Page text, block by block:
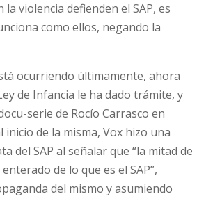
la violencia defienden el SAP, es
como ellos, negando la
ocurriendo últimamente, ahora
de Infancia le ha dado trámite, y
serie de Rocío Carrasco en
inicio de la misma, Vox hizo una
del SAP al señalar que “la mitad de
de lo que es el SAP”,
del mismo y asumiendo